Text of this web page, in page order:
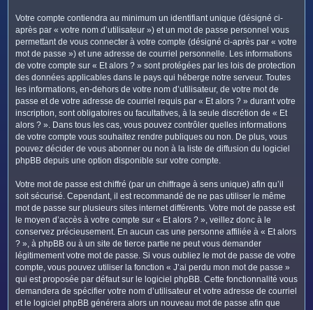
Votre compte contiendra au minimum un identifiant unique (désigné ci-
après par « votre nom d’utilisateur ») et un mot de passe personnel vous
permettant de vous connecter à votre compte (désigné ci-après par « votre
mot de passe ») et une adresse de courriel personnelle. Les informations
de votre compte sur « Et alors ? » sont protégées par les lois de protection
des données applicables dans le pays qui héberge notre serveur. Toutes
les informations, en-dehors de votre nom d’utilisateur, de votre mot de
passe et de votre adresse de courriel requis par « Et alors ? » durant votre
inscription, sont obligatoires ou facultatives, à la seule discrétion de « Et
alors ? ». Dans tous les cas, vous pouvez contrôler quelles informations
de votre compte vous souhaitez rendre publiques ou non. De plus, vous
pouvez décider de vous abonner ou non à la liste de diffusion du logiciel
phpBB depuis une option disponible sur votre compte.
Votre mot de passe est chiffré (par un chiffrage à sens unique) afin qu’il
soit sécurisé. Cependant, il est recommandé de ne pas utiliser le même
mot de passe sur plusieurs sites internet différents. Votre mot de passe est
le moyen d’accès à votre compte sur « Et alors ? », veillez donc à le
conservez précieusement. En aucun cas une personne affiliée à « Et alors
? », à phpBB ou à un site de tierce partie ne peut vous demander
légitimement votre mot de passe. Si vous oubliez le mot de passe de votre
compte, vous pouvez utiliser la fonction « J’ai perdu mon mot de passe »
qui est proposée par défaut sur le logiciel phpBB. Cette fonctionnalité vous
demandera de spécifier votre nom d’utilisateur et votre adresse de courriel
et le logiciel phpBB générera alors un nouveau mot de passe afin que